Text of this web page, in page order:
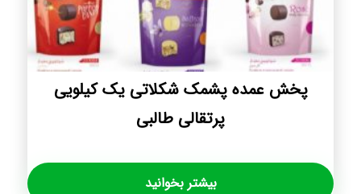
پخش عمده پشمک شکلاتی یک کیلویی
پرتقالی طالبی
بیشتر بخوانید